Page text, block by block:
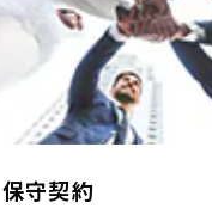
保守契約